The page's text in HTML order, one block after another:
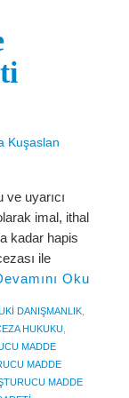
Kuşaslan
uyarıcı
imal, ithal
kadar hapis
ile
Oku
DANIŞMANLIK
HUKUKU
MADDE
MADDE
MADDE